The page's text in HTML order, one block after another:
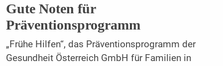
Gute Noten für
Präventionsprogramm
„Frühe Hilfen“, das Präventionsprogramm der
Gesundheit Österreich GmbH für Familien in